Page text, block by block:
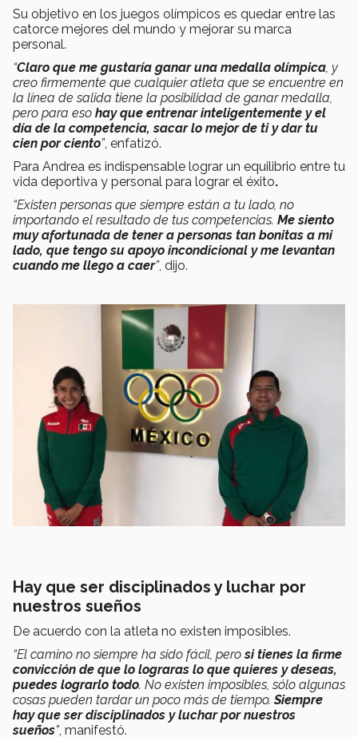
Su objetivo en los juegos olímpicos es quedar entre las
catorce mejores del mundo y mejorar su marca
personal.
“Claro que me gustaría ganar una medalla olímpica, y
creo firmemente que cualquier atleta que se encuentre en
la línea de salida tiene la posibilidad de ganar medalla,
pero para eso hay que entrenar inteligentemente y el
día de la competencia, sacar lo mejor de ti y dar tu
cien por ciento”, enfatizó.
Para Andrea es indispensable lograr un equilibrio entre tu
vida deportiva y personal para lograr el éxito.
“Existen personas que siempre están a tu lado, no
importando el resultado de tus competencias. Me siento
muy afortunada de tener a personas tan bonitas a mi
lado, que tengo su apoyo incondicional y me levantan
cuando me llego a caer”, dijo.
Hay que ser disciplinados y luchar por
nuestros sueños
De acuerdo con la atleta no existen imposibles.
“El camino no siempre ha sido fácil, perosi tienes la firme
convicción de que lo lograras lo que quieres y deseas,
puedes lograrlo todo. No existen imposibles, sólo algunas
cosas pueden tardar un poco más de tiempo.Siempre
hay que ser disciplinados y luchar por nuestros
sueños”, manifestó.